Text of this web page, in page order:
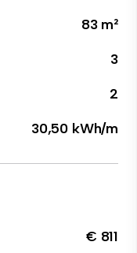
83 m²
3
2
30,50 kWh/m
€ 811